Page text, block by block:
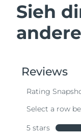
Sieh